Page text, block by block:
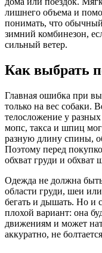
лишнего объема и
понимать, что
зимний комбинезон,
сильный ветер.
Как выбрать
Главная ошибка при
только на вес собаки.
телосложение у
мопс, такса и шпиц
разную длину спины,
Поэтому перед
обхват груди и обхват
Одежда не должна
области груди, шеи
бегать и дышать. Но и
плохой вариант: она
движениям и может
аккуратно, не